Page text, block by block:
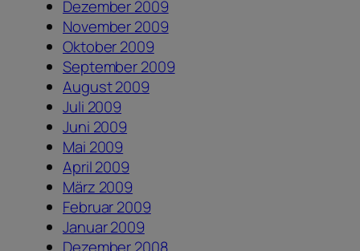
Dezember 2009
November 2009
Oktober 2009
September 2009
August 2009
Juli 2009
Juni 2009
Mai 2009
April 2009
März 2009
Februar 2009
Januar 2009